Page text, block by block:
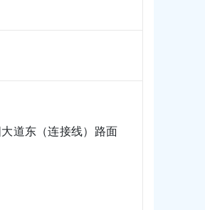
道东（连接线）路面